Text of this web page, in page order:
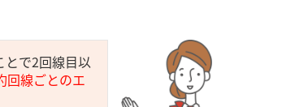
とで2回線目以
回線ごとのエ